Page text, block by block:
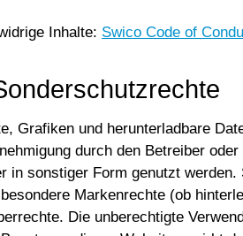
Inhalte: Swico Code of
Grafiken und herunterladbare
durch den Betreiber
in sonstiger Form genutzt
Markenrechte (ob
Die unberechtigte